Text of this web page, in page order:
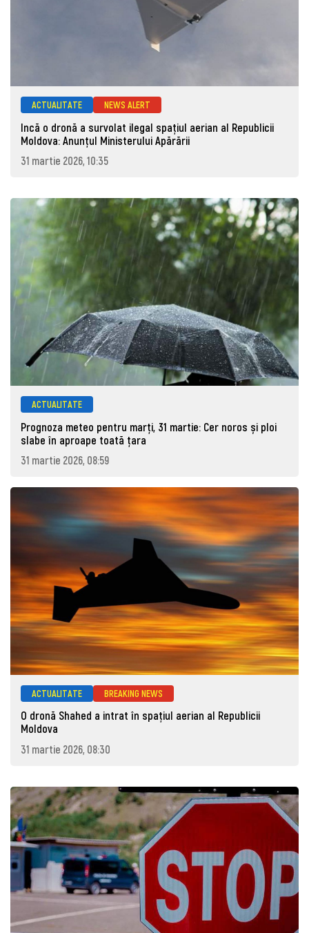
ACTUALITATE NEWS ALERT
Incă o dronă a survolat ilegal spațiul aerian al Republicii
Moldova: Anunţul Ministerului Apărării
31 martie 2026, 10:35
ACTUALITATE
Prognoza meteo pentru marţi, 31 martie: Cer noros și ploi
slabe în aproape toată țara
31 martie 2026, 08:59
ACTUALITATE BREAKING NEWS
O dronă Shahed a intrat în spațiul aerian al Republicii
Moldova
31 martie 2026, 08:30